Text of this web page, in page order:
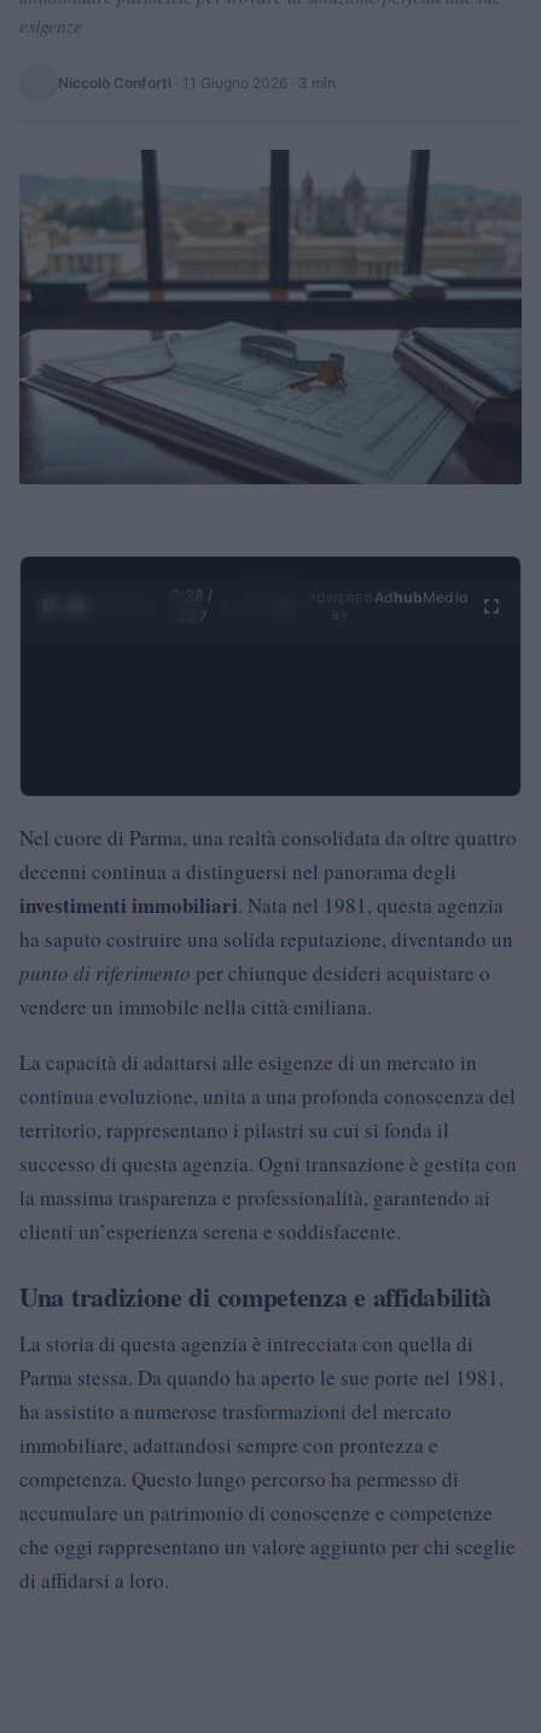
esigenze
Niccolò Conforti · 11 Giugno 2026 · 3 min
0:29 /
4:27
Ad hubMedia
Nel cuore di Parma, una realtà consolidata da oltre quattro
decenni continua a distinguersi nel panorama degli
investimenti immobiliari. Nata nel 1981, questa agenzia
ha saputo costruire una solida reputazione, diventando un
punto di riferimento per chiunque desideri acquistare o
vendere un immobile nella città emiliana.
La capacità di adattarsi alle esigenze di un mercato in
continua evoluzione, unita a una profonda conoscenza del
territorio, rappresentano i pilastri su cui si fonda il
successo di questa agenzia. Ogni transazione è gestita con
la massima trasparenza e professionalità, garantendo ai
clienti un’esperienza serena e soddisfacente.
Una tradizione di competenza e affidabilità
La storia di questa agenzia è intrecciata con quella di
Parma stessa. Da quando ha aperto le sue porte nel 1981,
ha assistito a numerose trasformazioni del mercato
immobiliare, adattandosi sempre con prontezza e
competenza. Questo lungo percorso ha permesso di
accumulare un patrimonio di conoscenze e competenze
che oggi rappresentano un valore aggiunto per chi sceglie
di affidarsi a loro.